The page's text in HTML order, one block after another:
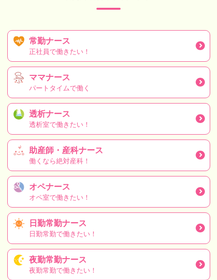
常勤ナース
正社員で働きたい！
ママナース
パートタイムで働く
透析ナース
透析室で働きたい！
助産師・産科ナース
働くなら絶対産科！
オペナース
オペ室で働きたい！
日勤常勤ナース
日勤常勤で働きたい！
夜勤常勤ナース
夜勤常勤で働きたい！